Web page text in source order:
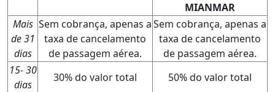
MIANMAR
Mais
de 31
dias
Sem cobrança, apenas a
taxa de cancelamento
de passagem aérea.
Sem cobrança, apenas a
taxa de cancelamento
de passagem aérea.
15- 30
dias
30% do valor total
50% do valor total